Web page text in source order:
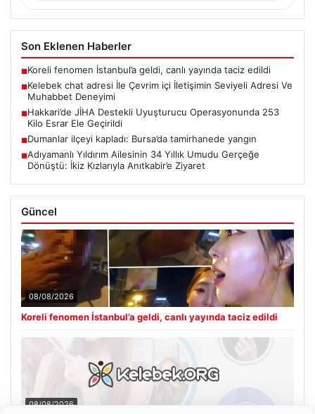
Son Eklenen Haberler
■Koreli fenomen İstanbul’a geldi, canlı yayında taciz edildi
■Kelebek chat adresi İle Çevrim içi İletişimin Seviyeli Adresi Ve
Muhabbet Deneyimi
■Hakkari’de JİHA Destekli Uyuşturucu Operasyonunda 253
Kilo Esrar Ele Geçirildi
■Dumanlar ilçeyi kapladı: Bursa’da tamirhanede yangın
■Adıyamanlı Yıldırım Ailesinin 34 Yıllık Umudu Gerçeğe
Dönüştü: İkiz Kızlarıyla Anıtkabir’e Ziyaret
Güncel
08/08/2026
Koreli fenomen İstanbul’a geldi, canlı yayında taciz edildi
08/08/2026